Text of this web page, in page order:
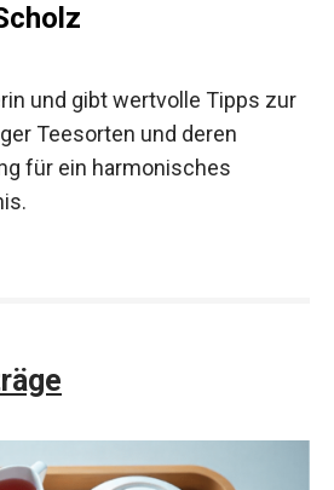
und gibt wertvolle Tipps zur
Teesorten und deren
für ein harmonisches